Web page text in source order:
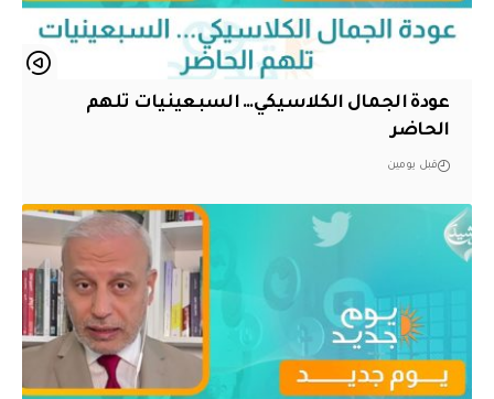
عودة الجمال الكلاسيكي… السبعينيات تلهم
الحاضر
قبل يومين